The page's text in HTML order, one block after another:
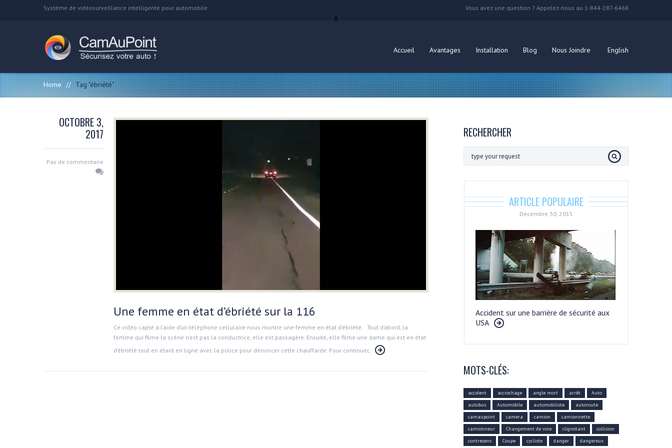
Système de vidéosurveillance intelligente pour automobile Vous avez une question ? Appelez-nous au 1-844-287-6468
Accueil Avantages Installation Blog Nous Joindre English
Home // Tag "ébriété"
OCTOBRE 3,
2017
Pas de commentaire
Une femme en état d’ébriété sur la 116
Ce vidéo capté à l’aide d’un téléphone cellulaire nous montre une femme en état d’ébriété. Tout d’abord, la
femme qui filme la scène n’est pas la conductrice, elle est passagère. Ensuite, elle filme une dame qui est en état
d’ébriété tout en étant en ligne avec la police pour dénoncer cette chauffarde. Pour continuer,
RECHERCHER
ARTICLE POPULAIRE
Décembre 30, 2015
Accident sur une barrière de sécurité aux
USA
MOTS-CLÉS:
accident accrochage angle mort arrêt
Auto
autobus
Automobile automobiliste
autoroute
camaupoint
camera camion
camionnette
camionneur
Changement de voie clignotant
collision
contresens
Coupe cycliste danger dangereux